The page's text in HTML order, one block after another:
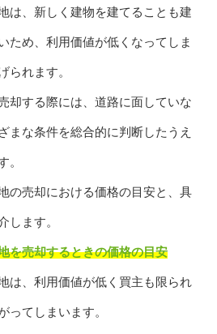
は、新しく建物を建てることも建
ため、利用価値が低くなってしま
られます。
却する際には、道路に面していな
まな条件を総合的に判断したうえ
。
の売却における価格の目安と、具
します。
を売却するときの価格の目安
は、利用価値が低く買主も限られ
ってしまいます。